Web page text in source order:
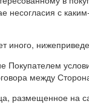
несогласия с
иного,
Покупателем
между
размещенное на